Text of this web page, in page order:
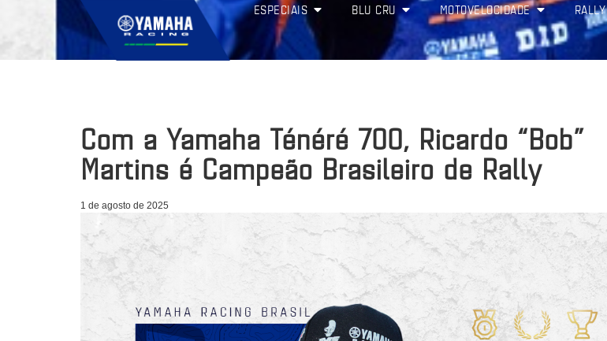
ESPECIAIS BLU CRU MOTOVELOCIDADE RALLY
Com a Yamaha Ténéré 700, Ricardo “Bob”
Martins é Campeão Brasileiro de Rally
1 de agosto de 2025